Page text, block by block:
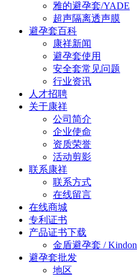
雅的避孕套/YADE
超声隔离透声膜
避孕套百科
康祥新闻
避孕套使用
安全套常见问题
行业资讯
人才招聘
关于康祥
公司简介
企业使命
资质荣誉
活动剪影
联系康祥
联系方式
在线留言
在线商城
专利证书
产品证书下载
金盾避孕套 / Kindon
避孕套批发
地区